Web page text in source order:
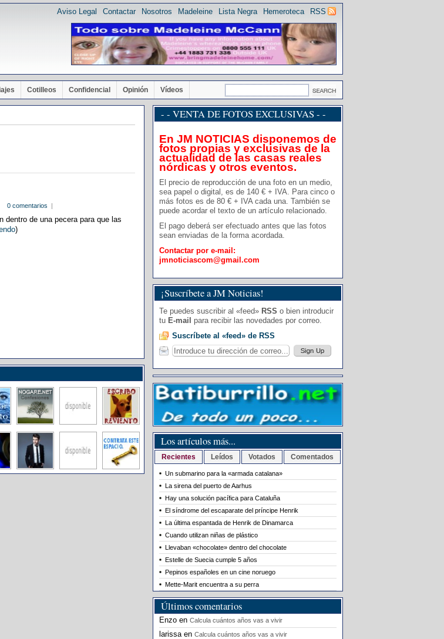
RSS
Hemeroteca
Lista Negra
Madeleine
Nosotros
Contactar
Aviso Legal
Cotilleos Confidencial Opinión Vídeos
0 comentarios |
dentro de una pecera para que las
)
- - VENTA DE FOTOS EXCLUSIVAS - -
En JM NOTICIAS disponemos de
fotos propias y exclusivas de la
actualidad de las casas reales
nórdicas y otros eventos.
El precio de reproducción de una foto en un medio,
sea papel o digital, es de 140 € + IVA. Para cinco o
más fotos es de 80 € + IVA cada una. También se
puede acordar el texto de un artículo relacionado.
El pago deberá ser efectuado antes que las fotos
sean enviadas de la forma acordada.
Contactar por e-mail:
jmnoticiascom@gmail.com
¡Suscríbete a JM Noticias!
Te puedes suscribir al «feed» RSS o bien introducir
tu E-mail para recibir las novedades por correo.
Suscríbete al «feed» de RSS
Los artículos más...
Recientes Leídos Votados Comentados
Un submarino para la «armada catalana»
La sirena del puerto de Aarhus
Hay una solución pacífica para Cataluña
El síndrome del escaparate del príncipe Henrik
La última espantada de Henrik de Dinamarca
Cuando utilizan niñas de plástico
Llevaban «chocolate» dentro del chocolate
Estelle de Suecia cumple 5 años
Pepinos españoles en un cine noruego
Mette-Marit encuentra a su perra
Últimos comentarios
Enzo en Calcula cuántos años vas a vivir
larissaen Calcula cuántos años vas a vivir